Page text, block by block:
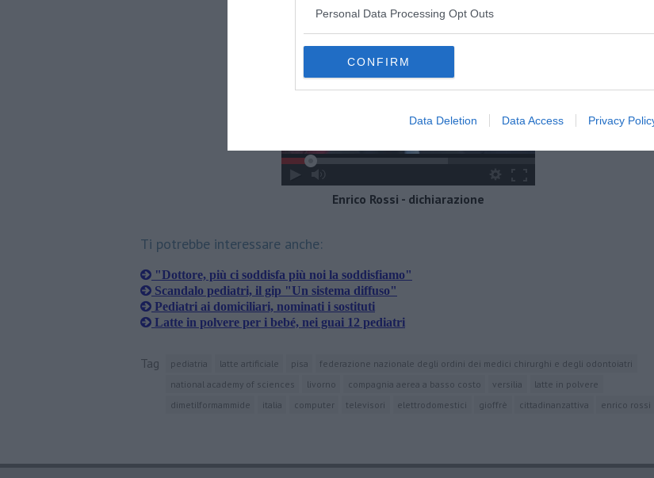
Personal Data Processing Opt Outs
CONFIRM
Data Deletion Data Access Privacy
Enrico Rossi - dichiarazione
Ti potrebbe interessare anche:
"Dottore, più ci soddisfa più noi la soddisfiamo"
Scandalo pediatri, il gip "Un sistema diffuso"
Pediatri ai domiciliari, nominati i sostituti
Latte in polvere per i bebé, nei guai 12 pediatri
Tag pediatria latte artificiale pisa
federazione nazionale degli ordini dei medici chirurghi e degli odontoiatri
national academy of sciences
livorno compagnia aerea a basso costo versilia
latte in polvere
dimetilformammide
italia computer televisori elettrodomestici gioffrè cittadinanzattiva enrico rossi